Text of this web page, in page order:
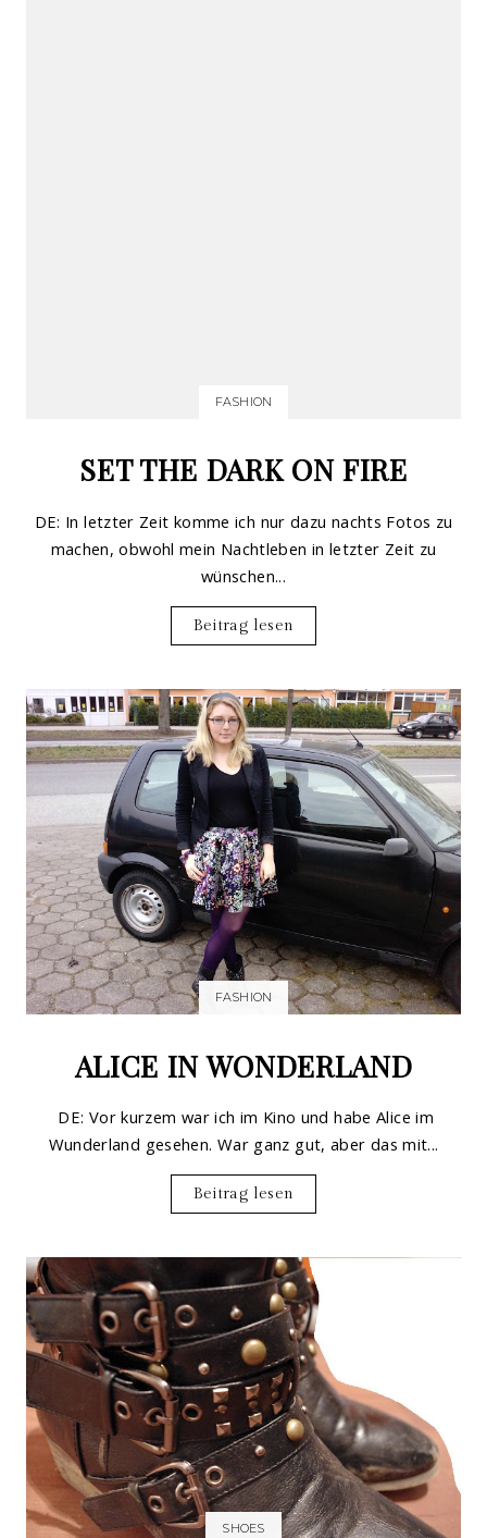
FASHION
SET THE DARK ON FIRE
DE: In letzter Zeit komme ich nur dazu nachts Fotos zu
machen, obwohl mein Nachtleben in letzter Zeit zu
wünschen...
Beitrag lesen
FASHION
ALICE IN WONDERLAND
DE: Vor kurzem war ich im Kino und habe Alice im
Wunderland gesehen. War ganz gut, aber das mit...
Beitrag lesen
SHOES